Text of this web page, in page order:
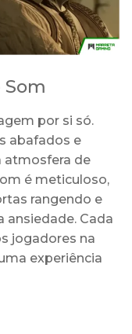
por si só.
abafados e
atmosfera de
é meticuloso,
rangendo e
ansiedade. Cada
jogadores na
experiência